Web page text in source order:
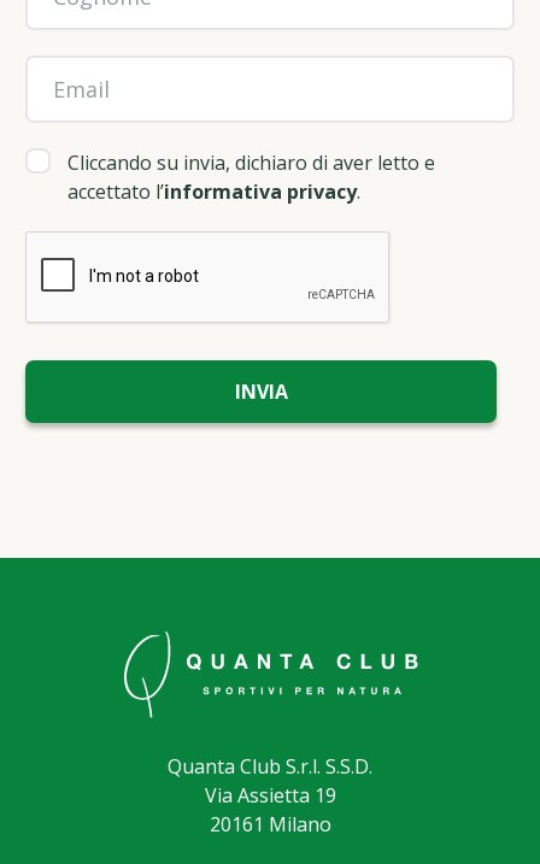
Cliccando su invia, dichiaro di aver letto e
accettato l’informativa privacy.
Quanta Club S.r.l. S.S.D.
Via Assietta 19
20161 Milano